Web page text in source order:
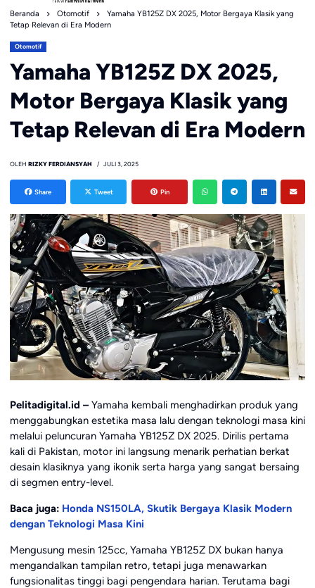
Beranda Otomotif
Yamaha YB125Z DX 2025, Motor Bergaya Klasik yang
Tetap Relevan di Era Modern
Otomotif
Yamaha YB125Z DX 2025,
Motor Bergaya Klasik yang
Tetap Relevan di Era Modern
OLEH RIZKY FERDIANSYAH JULI 3, 2025
Share Tweet Pin
Pelitadigital.id –Yamaha kembali menghadirkan produk yang
menggabungkan estetika masa lalu dengan teknologi masa kini
melalui peluncuran Yamaha YB125Z DX 2025. Dirilis pertama
kali di Pakistan, motor ini langsung menarik perhatian berkat
desain klasiknya yang ikonik serta harga yang sangat bersaing
di segmen entry-level.
Baca juga: Honda NS150LA, Skutik Bergaya Klasik Modern
dengan Teknologi Masa Kini
Mengusung mesin 125cc, Yamaha YB125Z DX bukan hanya
mengandalkan tampilan retro, tetapi juga menawarkan
fungsionalitas tinggi bagi pengendara harian. Terutama bagi